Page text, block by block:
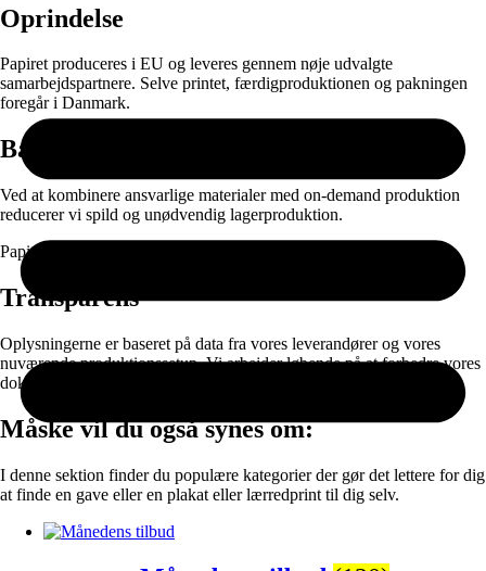
Oprindelse
Papiret produceres i EU og leveres gennem nøje udvalgte
samarbejdspartnere. Selve printet, færdigproduktionen og pakningen
foregår i Danmark.
Bæredygtighed
Ved at kombinere ansvarlige materialer med on-demand produktion
reducerer vi spild og unødvendig lagerproduktion.
Papir og emballage kan sorteres til genanvendelse efter brug.
Transparens
Oplysningerne er baseret på data fra vores leverandører og vores
nuværende produktionssetup. Vi arbejder løbende på at forbedre vores
dokumentation og materialevalg.
Måske vil du også synes om:
I denne sektion finder du populære kategorier der gør det lettere for dig
at finde en gave eller en plakat eller lærredprint til dig selv.